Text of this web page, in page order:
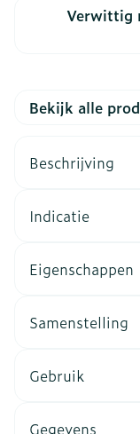
Verwittig
Bekijk alle
Beschrijving
Indicatie
Eigenschappen
Samenstelling
Gebruik
Gegevens